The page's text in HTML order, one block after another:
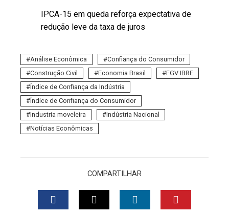
IPCA-15 em queda reforça expectativa de
redução leve da taxa de juros
Análise Econômica
Confiança do Consumidor
Construção Civil
Economia Brasil
FGV IBRE
Índice de Confiança da Indústria
Índice de Confiança do Consumidor
Industria moveleira
Indústria Nacional
Notícias Econômicas
COMPARTILHAR